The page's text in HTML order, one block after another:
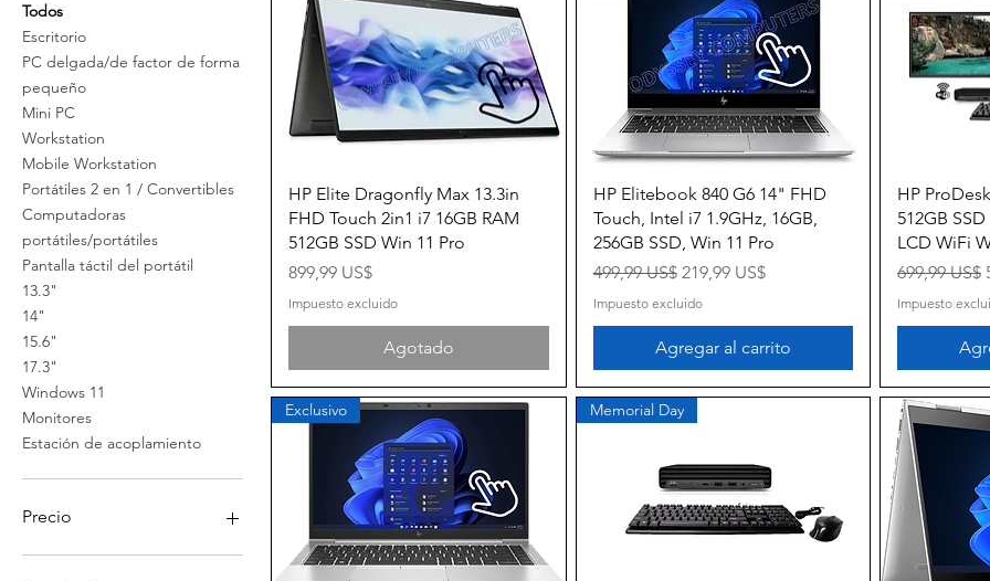
Todos
Escritorio
PC delgada/de factor de forma
pequeño
Mini PC
Workstation
Mobile Workstation
Portátiles 2 en 1 / Convertibles
Computadoras
portátiles/portátiles
Pantalla táctil del portátil
13.3"
14"
15.6"
17.3"
Windows 11
Monitores
Estación de acoplamiento
Precio
Vista rápida
HP Elite Dragonfly Max 13.3in
FHD Touch 2in1 i7 16GB RAM
512GB SSD Win 11 Pro
Precio
899,99 US$
Impuesto excluido
Agotado
Vista rápida
HP Elitebook 840 G6 14" FHD
Touch, Intel i7 1.9GHz, 16GB,
256GB SSD, Win 11 Pro
Precio
499,99 US$ Precio de oferta
219,99 US$
Impuesto excluido
Agregar al carrito
HP
512GB
LCD WiFi
Precio
699,99 US$
Impuesto
Exclusivo Memorial Day